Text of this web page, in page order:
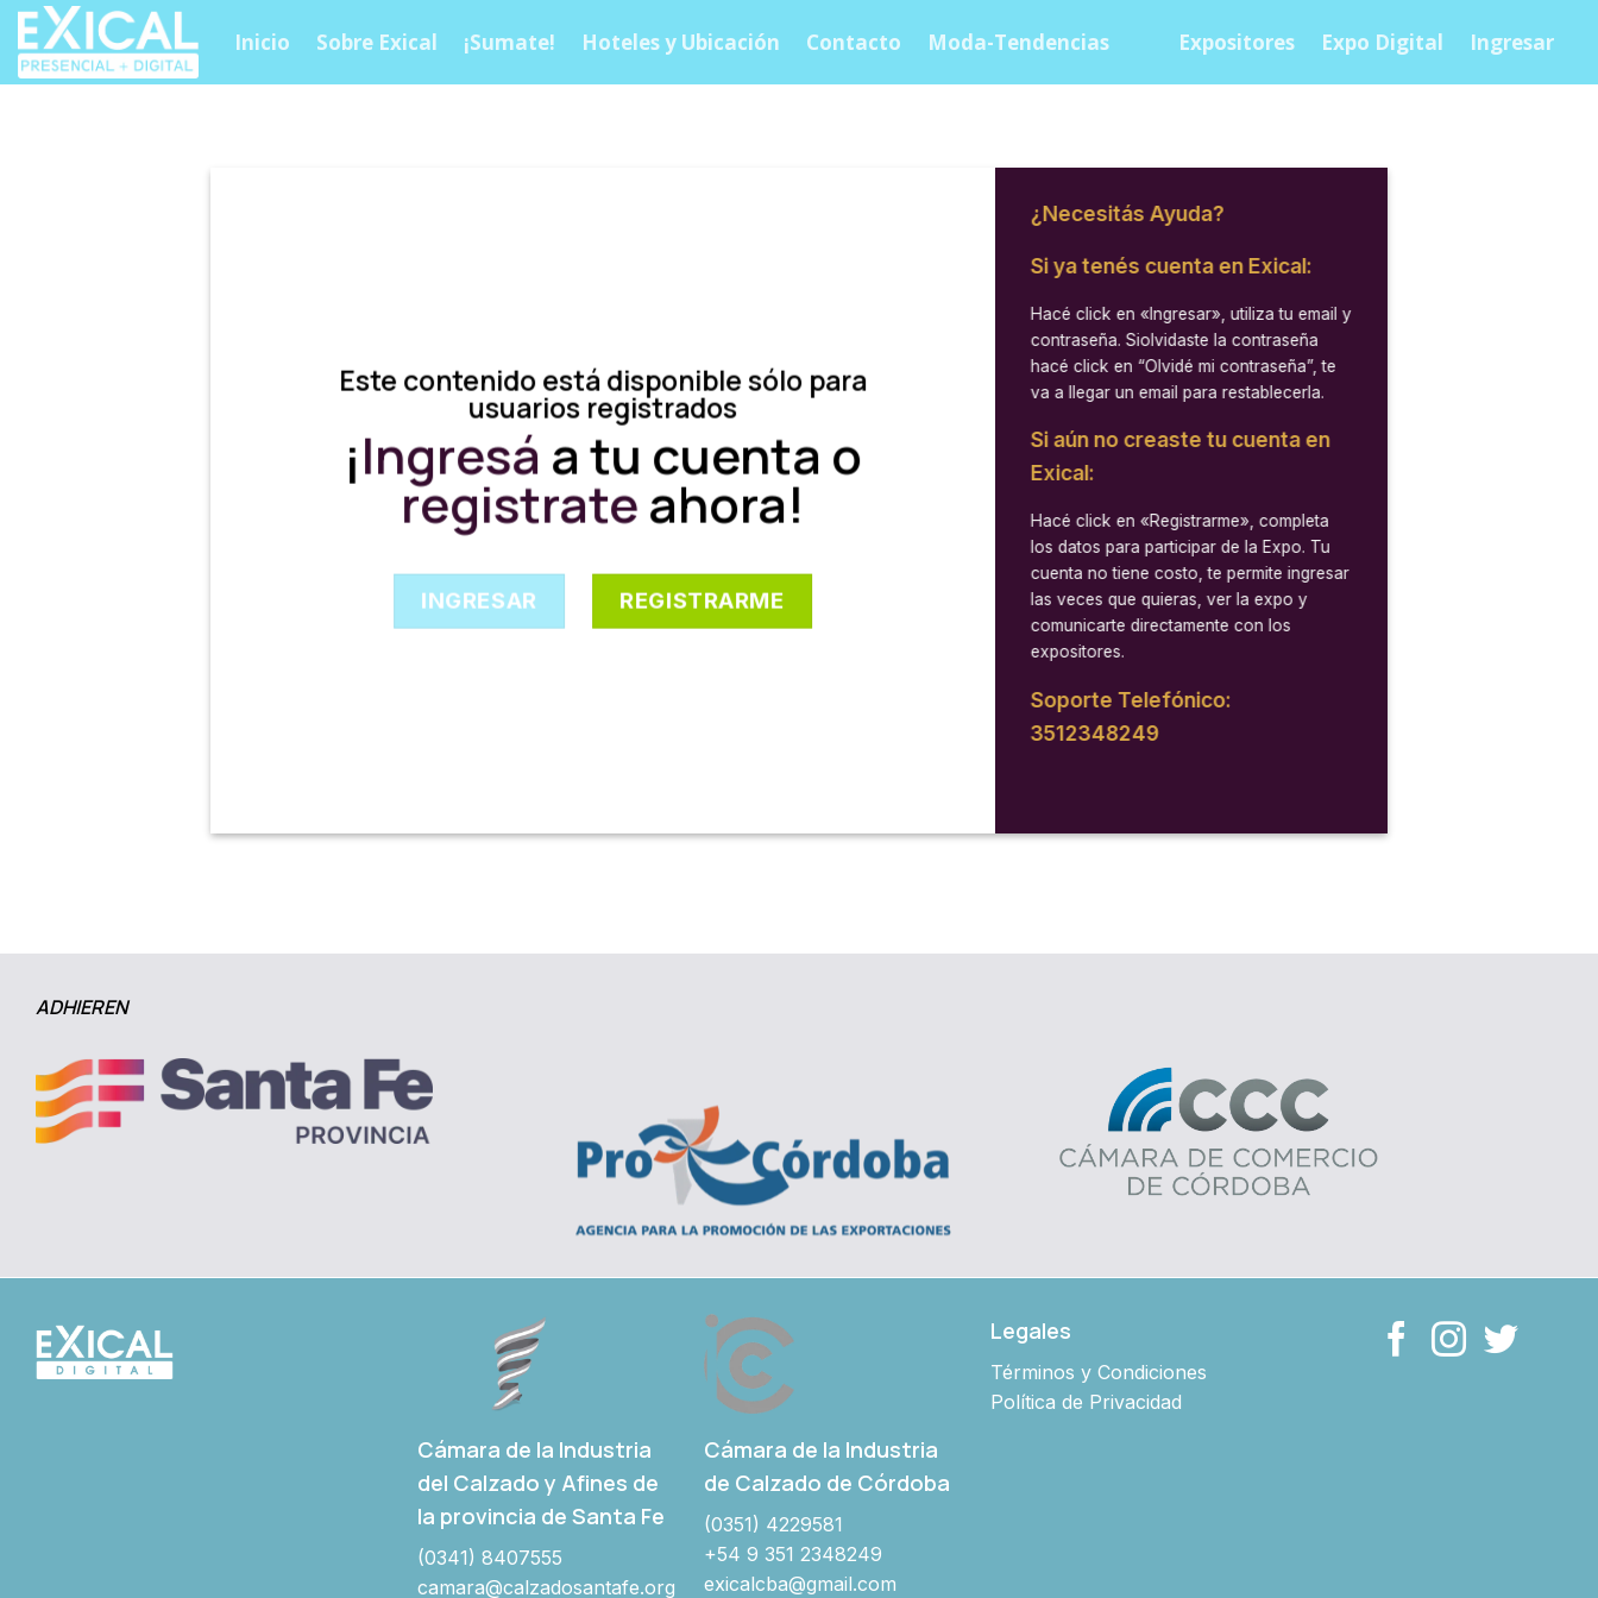
Skip
content
Inicio Sobre Exical ¡Sumate! Hoteles y Ubicación Contacto Moda-Tendencias Expositores Expo Digital Ingresar
Este contenido está disponible sólo para
usuarios registrados
¡Ingresá a tu cuenta o
registrateahora!
INGRESAR REGISTRARME
¿Necesitás Ayuda?
Si ya tenés cuenta en Exical:
Hacé click en «Ingresar», utiliza tu email y
contraseña. Siolvidaste la contraseña
hacé click en “Olvidé mi contraseña”, te
va a llegar un email para restablecerla.
Si aún no creaste tu cuenta en
Exical:
Hacé click en «Registrarme», completa
los datos para participar de la Expo. Tu
cuenta no tiene costo, te permite ingresar
las veces que quieras, ver la expo y
comunicarte directamente con los
expositores.
Soporte Telefónico:
3512348249
ADHIEREN
Cámara de la Industria
del Calzado y Afines de
la provincia de Santa Fe
(0341) 8407555
camara@calzadosantafe.org
Cámara de la Industria
de Calzado de Córdoba
(0351) 4229581
+54 9 351 2348249
exicalcba@gmail.com
Legales
Términos y Condiciones
Política de Privacidad